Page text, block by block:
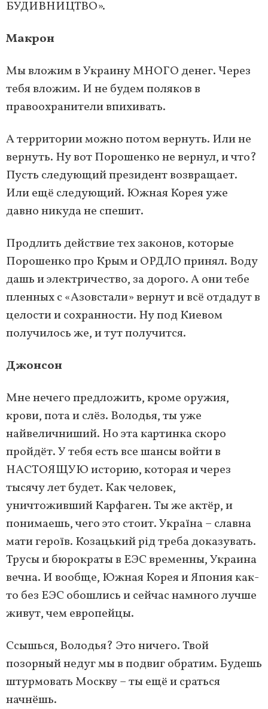
БУДИВНИЦТВО».
Макрон
Мы вложим в Украину МНОГО денег. Через
тебя вложим. И не будем поляков в
правоохранители впихивать.
А территории можно потом вернуть. Или не
вернуть. Ну вот Порошенко не вернул, и что?
Пусть следующий президент возвращает.
Или ещё следующий. Южная Корея уже
давно никуда не спешит.
Продлить действие тех законов, которые
Порошенко про Крым и ОРДЛО принял. Воду
дашь и электричество, за дорого. А они тебе
пленных с «Азовстали» вернут и всё отдадут в
целости и сохранности. Ну под Киевом
получилось же, и тут получится.
Джонсон
Мне нечего предложить, кроме оружия,
крови, пота и слёз. Володья, ты уже
найвеличниший. Но эта картинка скоро
пройдёт. У тебя есть все шансы войти в
НАСТОЯЩУЮ историю, которая и через
тысячу лет будет. Как человек,
уничтоживший Карфаген. Ты же актёр, и
понимаешь, чего это стоит. Україна – славна
мати героїв. Козацький рід треба доказувать.
Трусы и бюрократы в ЕЭС временны, Украина
вечна. И вообще, Южная Корея и Япония как-
то без ЕЭС обошлись и сейчас намного лучше
живут, чем европейцы.
Ссышься, Володья? Это ничего. Твой
позорный недуг мы в подвиг обратим. Будешь
штурмовать Москву – ты ещё и сраться
начнёшь.